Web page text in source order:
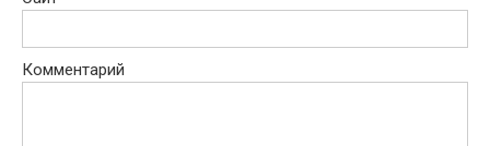
Комментарий